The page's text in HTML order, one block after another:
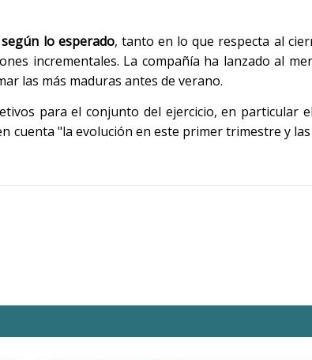
lo esperado, tanto en lo que respecta al
incrementales. La compañía ha lanzado al
las más maduras antes de verano.
para el conjunto del ejercicio, en particular
cuenta "la evolución en este primer trimestre y